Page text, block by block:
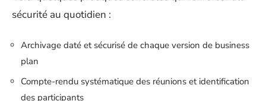
sécurité au quotidien :
Archivage daté et sécurisé de chaque version de business
plan
Compte-rendu systématique des réunions et identification
des participants